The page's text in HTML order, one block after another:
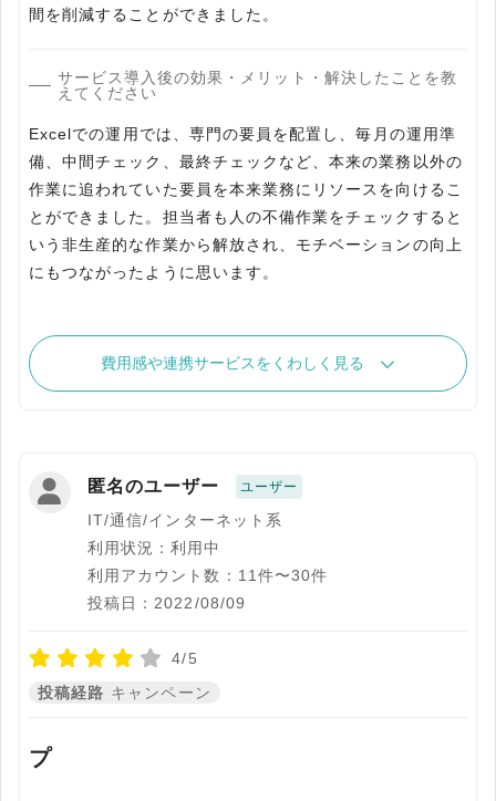
間を削減することができました。
サービス導入後の効果・メリット・解決したことを教
えてください
Excelでの運用では、専門の要員を配置し、毎月の運用準
備、中間チェック、最終チェックなど、本来の業務以外の
作業に追われていた要員を本来業務にリソースを向けるこ
とができました。担当者も人の不備作業をチェックすると
いう非生産的な作業から解放され、モチベーションの向上
にもつながったように思います。
費用感や連携サービスをくわしく見る
匿名のユーザー ユーザー
IT/通信/インターネット系
利用状況：利用中
利用アカウント数：11件〜30件
投稿日：2022/08/09
4/5
投稿経路 キャンペーン
プ